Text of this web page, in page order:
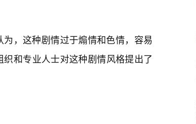
，这种剧情过于煽情和色情，容易
和专业人士对这种剧情风格提出了